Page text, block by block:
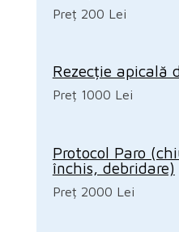
Preț 200 Lei
Rezecție apicală
Preț 1000 Lei
Protocol Paro
închis, debridare)
Preț 2000 Lei